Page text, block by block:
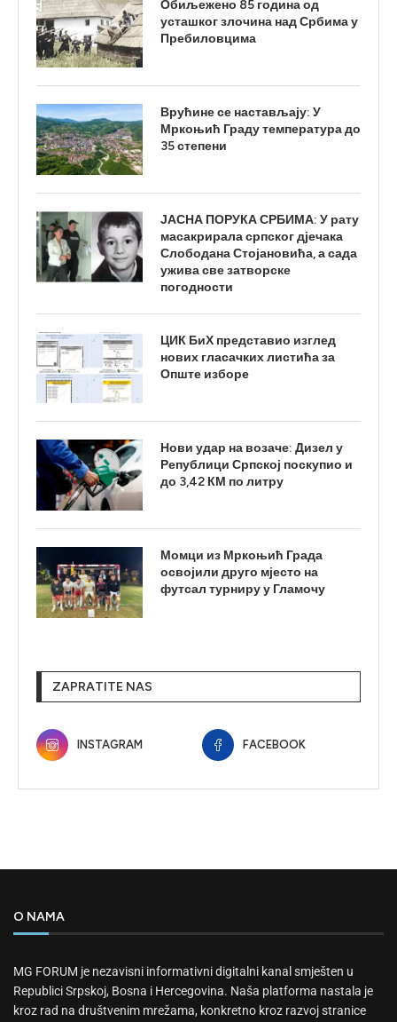
Обиљежено 85 година од
усташког злочина над Србима у
Пребиловцима
Врућине се настављају: У
Мркоњић Граду температура до
35 степени
ЈАСНА ПОРУКА СРБИМА: У рату
масакрирала српског дјечака
Слободана Стојановића, а сада
ужива све затворске
погодности
ЦИК БиХ представио изглед
нових гласачких листића за
Опште изборе
Нови удар на возаче: Дизел у
Републици Српској поскупио и
до 3,42 КМ по литру
Момци из Мркоњић Града
освојили друго мјесто на
футсал турниру у Гламочу
ZAPRATITE NAS
INSTAGRAM FACEBOOK
O NAMA
MG FORUM je nezavisni informativni digitalni kanal smješten u
Republici Srpskoj, Bosna i Hercegovina. Naša platforma nastala je
kroz rad na društvenim mrežama, konkretno kroz razvoj stranice